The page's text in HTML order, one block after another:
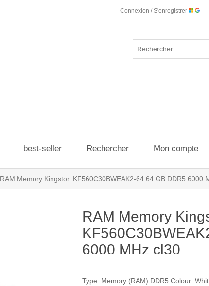
Connexion / S'enregistrer
best-seller Rechercher Mon compte
RAM Memory Kingston KF560C30BWEAK2-64 64 GB DDR5 6000
RAM Memory
6000 MHz cl30
Type: Memory (RAM) DDR5 Colour: